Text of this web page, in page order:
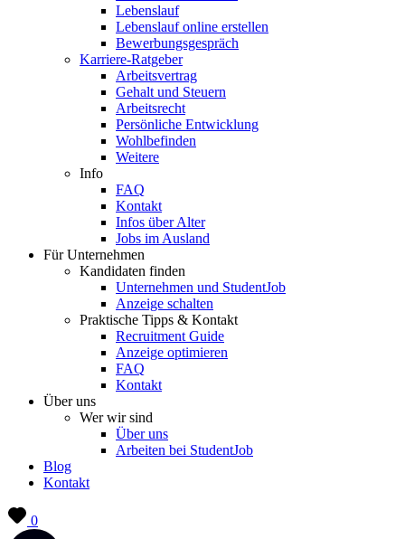
Lebenslauf
Lebenslauf online erstellen
Bewerbungsgespräch
Karriere-Ratgeber
Arbeitsvertrag
Gehalt und Steuern
Arbeitsrecht
Persönliche Entwicklung
Wohlbefinden
Weitere
Info
FAQ
Kontakt
Infos über Alter
Jobs im Ausland
Für Unternehmen
Kandidaten finden
Unternehmen und StudentJob
Anzeige schalten
Praktische Tipps & Kontakt
Recruitment Guide
Anzeige optimieren
FAQ
Kontakt
Über uns
Wer wir sind
Über uns
Arbeiten bei StudentJob
Blog
Kontakt
0